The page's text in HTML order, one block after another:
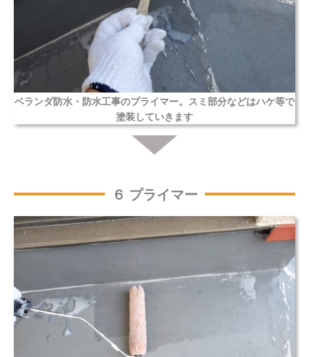
ベランダ防水・防水工事のプライマー。スミ部分などはハケ等で
塗装していきます
６ プライマー